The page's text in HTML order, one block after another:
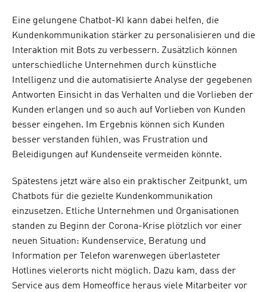
Eine gelungene Chatbot-KI kann dabei helfen, die
Kundenkommunikation stärker zu personalisieren und die
Interaktion mit Bots zu verbessern. Zusätzlich können
unterschiedliche Unternehmen durch künstliche
Intelligenz und die automatisierte Analyse der gegebenen
Antworten Einsicht in das Verhalten und die Vorlieben der
Kunden erlangen und so auch auf Vorlieben von Kunden
besser eingehen. Im Ergebnis können sich Kunden
besser verstanden fühlen, was Frustration und
Beleidigungen auf Kundenseite vermeiden könnte.
Spätestens jetzt wäre also ein praktischer Zeitpunkt, um
Chatbots für die gezielte Kundenkommunikation
einzusetzen. Etliche Unternehmen und Organisationen
standen zu Beginn der Corona-Krise plötzlich vor einer
neuen Situation: Kundenservice, Beratung und
Information per Telefon warenwegen überlasteter
Hotlines vielerorts nicht möglich. Dazu kam, dass der
Service aus dem Homeoffice heraus viele Mitarbeiter vor